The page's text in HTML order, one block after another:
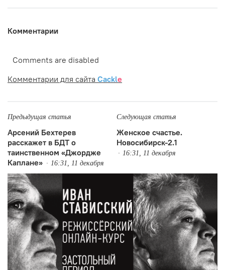
Комментарии
Comments are disabled
Комментарии для сайта Cackle
Предыдущая статья
Арсений Бехтерев
расскажет в БДТ о
таинственном «Джордже
Каплане»
16:31, 11 декабря
Следующая статья
Женское счастье.
Новосибирск-2.1
16:31, 11 декабря